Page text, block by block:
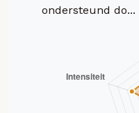
ondersteund do...